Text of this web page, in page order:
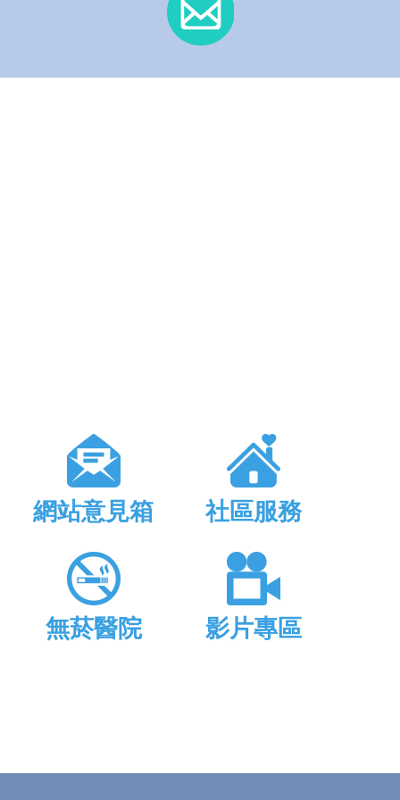
網站意見箱 社區服務
無菸醫院 影片專區